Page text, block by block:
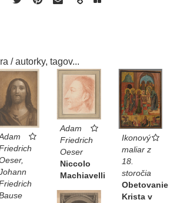
/ autorky, tagov...
Adam
Friedrich
Oeser
Niccolo
Machiavelli
Ikonový
maliar z
18.
storočia
Obetovanie
Krista v